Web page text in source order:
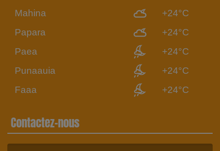
Mahina
+24°C
Papara
+24°C
Paea
+24°C
Punaauia
+24°C
Faaa
+24°C
Contactez-nous